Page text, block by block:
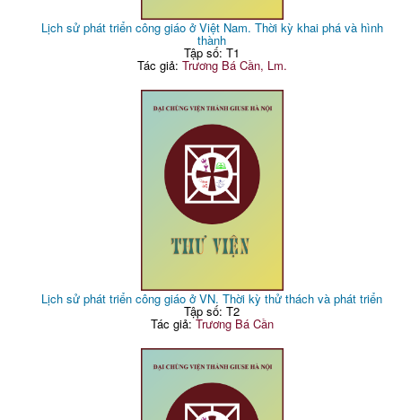
Lịch sử phát triển công giáo ở Việt Nam. Thời kỳ khai phá và hình
thành
Tập số: T1
Tác giả: Trương Bá Cần, Lm.
Lịch sử phát triển công giáo ở VN. Thời kỳ thử thách và phát triển
Tập số: T2
Tác giả:Trương Bá Cần